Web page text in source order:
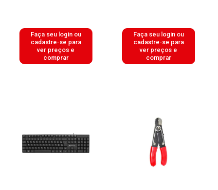
Faça seu login ou
cadastre-se para
ver preços e
comprar
Faça seu login ou
cadastre-se para
ver preços e
comprar